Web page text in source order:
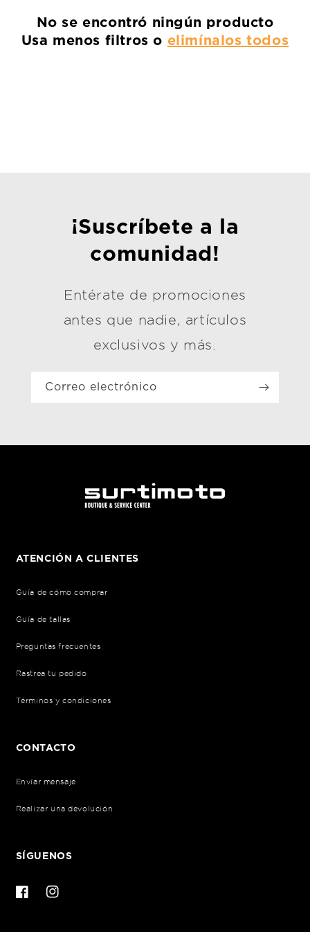
n
No se encontró ningún producto
Usa menos filtros o elimínalos todos
¡Suscríbete a la
comunidad!
Entérate de promociones
antes que nadie, artículos
exclusivos y más.
Correo electrónico
ATENCIÓN A CLIENTES
Guía de cómo comprar
Guía de tallas
Preguntas frecuentes
Rastrea tu pedido
Términos y condiciones
CONTACTO
Envíar mensaje
Realizar una devolución
SÍGUENOS
FacebookInstagram